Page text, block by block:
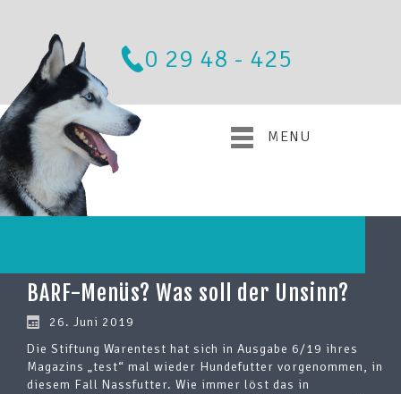
0 29 48 - 425
MENU
BARF-Menüs? Was soll der Unsinn?
26. Juni 2019
Die Stiftung Warentest hat sich in Ausgabe 6/19 ihres
Magazins „test“ mal wieder Hundefutter vorgenommen, in
diesem Fall Nassfutter. Wie immer löst das in